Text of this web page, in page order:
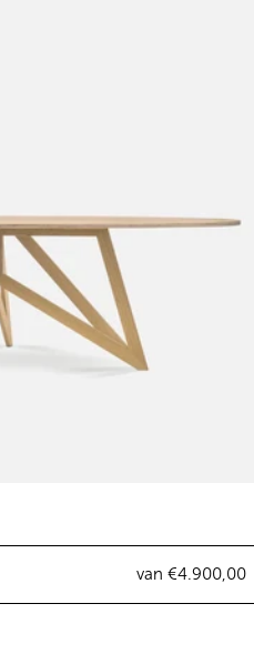
van €4.900,00